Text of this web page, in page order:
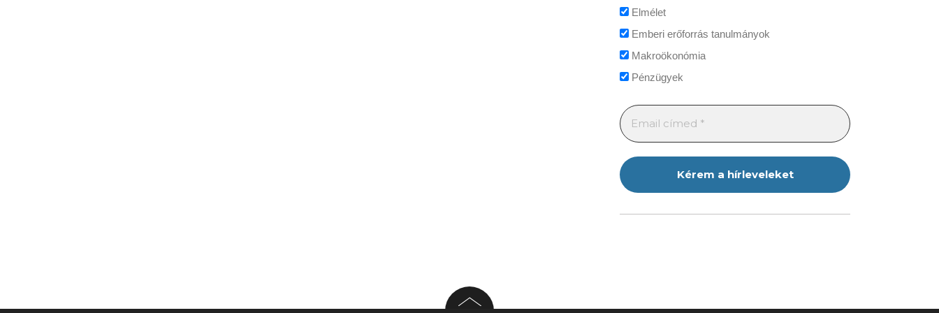
Elmélet
Emberi erőforrás tanulmányok
Makroökonómia
Pénzügyek